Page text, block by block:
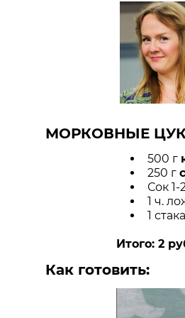
МОРКОВНЫЕ
500 г
250 г
Сок 1-2
1 ч.
1
Итого: 2
Как готовить: